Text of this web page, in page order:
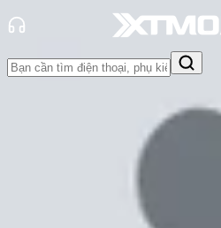
Hỏi đáp